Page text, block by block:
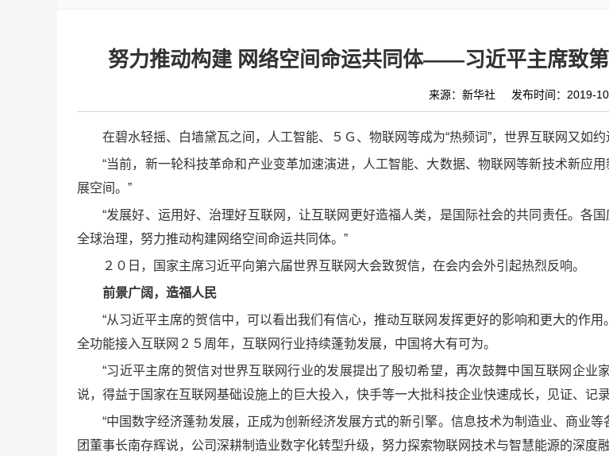
努力推动构建 网络空间命运共同体——习近平主席致
来源：新华社 发布时间：2019-
在碧水轻摇、白墙黛瓦之间，人工智能、５Ｇ、物联网等成为“热频词”，世界互联网又如约
“当前，新一轮科技革命和产业变革加速演进，人工智能、大数据、物联网等新技术新应
展空间。”
“发展好、运用好、治理好互联网，让互联网更好造福人类，是国际社会的共同责任。各
全球治理，努力推动构建网络空间命运共同体。”
２０日，国家主席习近平向第六届世界互联网大会致贺信，在会内会外引起热烈反响。
前景广阔，造福人民
“从习近平主席的贺信中，可以看出我们有信心，推动互联网发挥更好的影响和更大的作
全功能接入互联网２５周年，互联网行业持续蓬勃发展，中国将大有可为。
“习近平主席的贺信对世界互联网行业的发展提出了殷切希望，再次鼓舞中国互联网企
说，得益于国家在互联网基础设施上的巨大投入，快手等一大批科技企业快速成长，见证、记
“中国数字经济蓬勃发展，正成为创新经济发展方式的新引擎。信息技术为制造业、商业
团董事长南存辉说，公司深耕制造业数字化转型升级，努力探索物联网技术与智慧能源的深度融